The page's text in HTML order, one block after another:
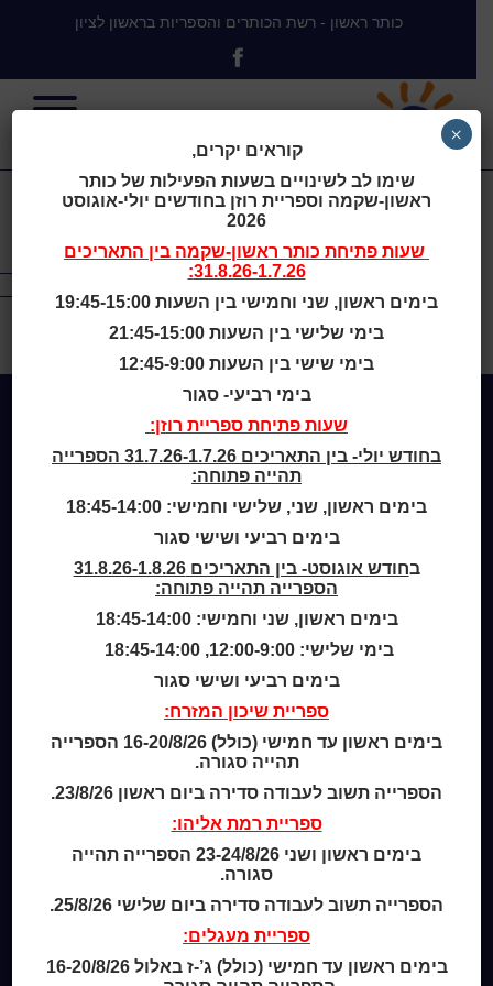
כותר ראשון - רשת הכותרים והספריות בראשון לציון
רשת הכותרים והספריות
בראשון לציון
רשת הכותרים והספריות בראשון לציון is proudly powered by
Home
מידע לנרשמים
שעות סיפור
ספרים דיגיטליים
קטלוג כותר ראשון
המומחה לשירותך
ארכיון ספריית השבוע
מדיניות שימוש בקבצי קוקיז (Cookies Policy)
קוראים יקרים,
שימו לב לשינויים בשעות הפעילות של כותר
ראשון-שקמה וספריית רוזן בחודשים יולי-אוגוסט
2026
שעות פתיחת כותר ראשון-שקמה בין התאריכים
31.8.26-1.7.26:
בימים ראשון, שני וחמישי בין השעות 19:45-15:00
בימי שלישי בין השעות 21:45-15:00
בימי שישי בין השעות 12:45-9:00
בימי רביעי- סגור
שעות פתיחת ספריית רוזן:
בחודש יולי- בין התאריכים 31.7.26-1.7.26 הספרייה
תהייה פתוחה:
בימים ראשון, שני, שלישי וחמישי: 18:45-14:00
בימים רביעי ושישי סגור
ב
חודש אוגוסט- בין התאריכים 31.8.26-1.8.26
הספרייה תהייה פתוחה:
בימים ראשון, שני וחמישי: 18:45-14:00
בימי שלישי: 12:00-9:00, 18:45-14:00
בימים רביעי ושישי סגור
ספריית שיכון המזרח:
בימים ראשון עד חמישי (כולל) 16-20/8/26 הספרייה
תהייה סגורה.
הספרייה תשוב לעבודה סדירה ביום ראשון 23/8/26.
ספריית רמת אליהו:
בימים ראשון ושני 23-24/8/26 הספרייה תהייה
סגורה.
הספרייה תשוב לעבודה סדירה ביום שלישי 25/8/26.
ספריית מעגלים:
בימים ראשון עד חמישי (כולל) ג’-ז באלול 16-20/8/26
×